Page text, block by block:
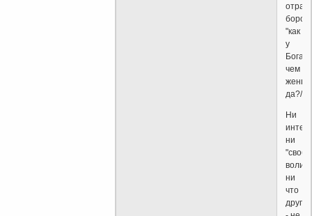
"как
у
Бога",
чем
да?/
Ни
ни
воли",
ни
что
другое